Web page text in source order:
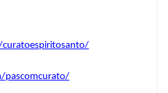
pascomcurato/